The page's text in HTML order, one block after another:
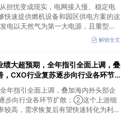
忧变成现实，电网接入慢、稳定电
快速提供燃机设备和园区供电方案的这
电以天然气为第一大电源，且重型燃
的数据中心园区，透平叶片为上游主要
与国外燃机巨头签署多年供货协议；
，这几家企业为国内特高压设备头部企
解锁全文
绩大超预期，全年指引全面上调，叠
，CXO行业复苏逐步向行业各环节
周期较短、毛利率较高，需求恢复
年指引全面上调，叠加海内外头部企
步向行业各环节扩散；②这个上游细
较高，需求恢复后有望快速转化为利